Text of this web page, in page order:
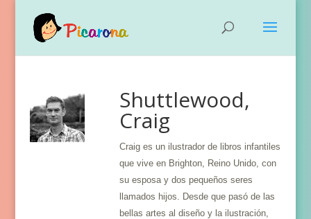
Shuttlewood,
Craig
Craig es un ilustrador de libros infantiles
que vive en Brighton, Reino Unido, con
su esposa y dos pequeños seres
llamados hijos. Desde que pasó de las
bellas artes al diseño y la ilustración,